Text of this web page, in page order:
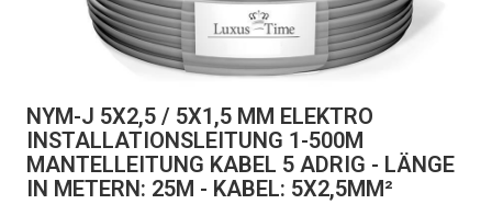
NYM-J 5X2,5 / 5X1,5 MM ELEKTRO
INSTALLATIONSLEITUNG 1-500M
MANTELLEITUNG KABEL 5 ADRIG - LÄNGE
IN METERN: 25M - KABEL: 5X2,5MM²